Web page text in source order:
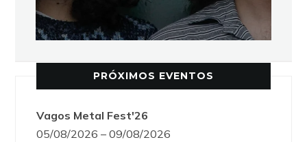
PRÓXIMOS EVENTOS
Vagos Metal Fest'26
05/08/2026 – 09/08/2026